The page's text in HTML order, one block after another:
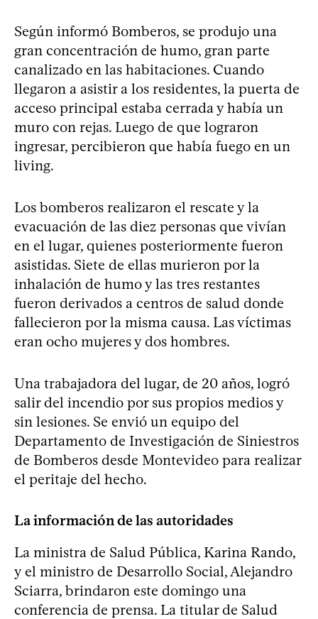
Según informó Bomberos, se produjo una
gran concentración de humo, gran parte
canalizado en las habitaciones. Cuando
llegaron a asistir a los residentes, la puerta de
acceso principal estaba cerrada y había un
muro con rejas. Luego de que lograron
ingresar, percibieron que había fuego en un
living.
Los bomberos realizaron el rescate y la
evacuación de las diez personas que vivían
en el lugar, quienes posteriormente fueron
asistidas. Siete de ellas murieron por la
inhalación de humo y las tres restantes
fueron derivados a centros de salud donde
fallecieron por la misma causa. Las víctimas
eran ocho mujeres y dos hombres.
Una trabajadora del lugar, de 20 años, logró
salir del incendio por sus propios medios y
sin lesiones. Se envió un equipo del
Departamento de Investigación de Siniestros
de Bomberos desde Montevideo para realizar
el peritaje del hecho.
La información de las autoridades
La ministra de Salud Pública, Karina Rando,
y el ministro de Desarrollo Social, Alejandro
Sciarra, brindaron este domingo una
conferencia de prensa. La titular de Salud